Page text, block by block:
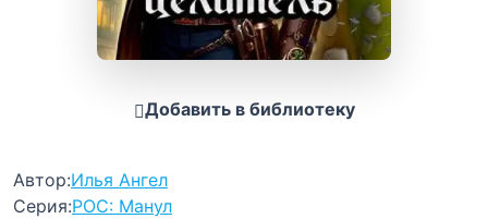
Добавить в библиотеку
Автор:Илья Ангел
Серия:РОС: Манул